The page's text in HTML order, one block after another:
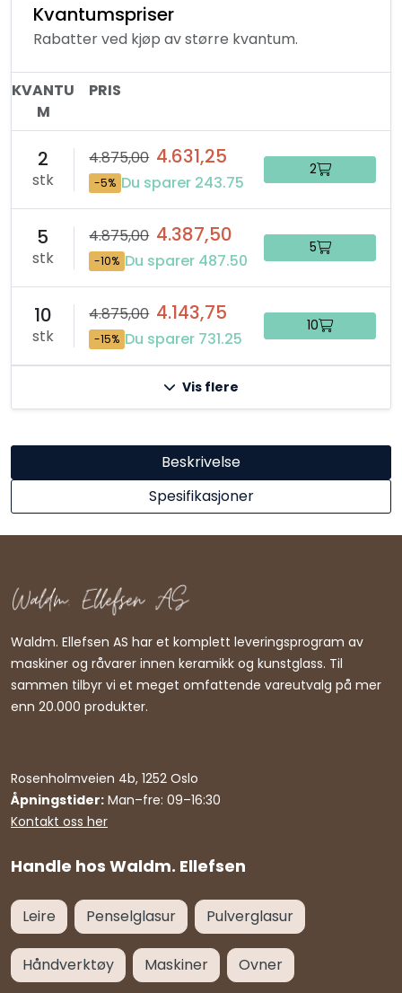
Kvantumspriser
Rabatter ved kjøp av større kvantum.
KVANTU
M
PRIS
2
stk
4.875,00 4.631,25
-5% Du sparer 243.75
2
5
stk
4.875,00 4.387,50
-10% Du sparer 487.50
5
10
stk
4.875,00 4.143,75
-15% Du sparer 731.25
10
Vis flere
Beskrivelse
Spesifikasjoner
Handle hos Waldm. Ellefsen
Waldm. Ellefsen AS har et komplett leveringsprogram av
maskiner og råvarer innen keramikk og kunstglass. Til
sammen tilbyr vi et meget omfattende vareutvalg på mer
enn 20.000 produkter.
Rosenholmveien 4b, 1252 Oslo
Åpningstider: Man–fre: 09–16:30
Kontakt oss her
Leire Penselglasur Pulverglasur
Håndverktøy Maskiner Ovner